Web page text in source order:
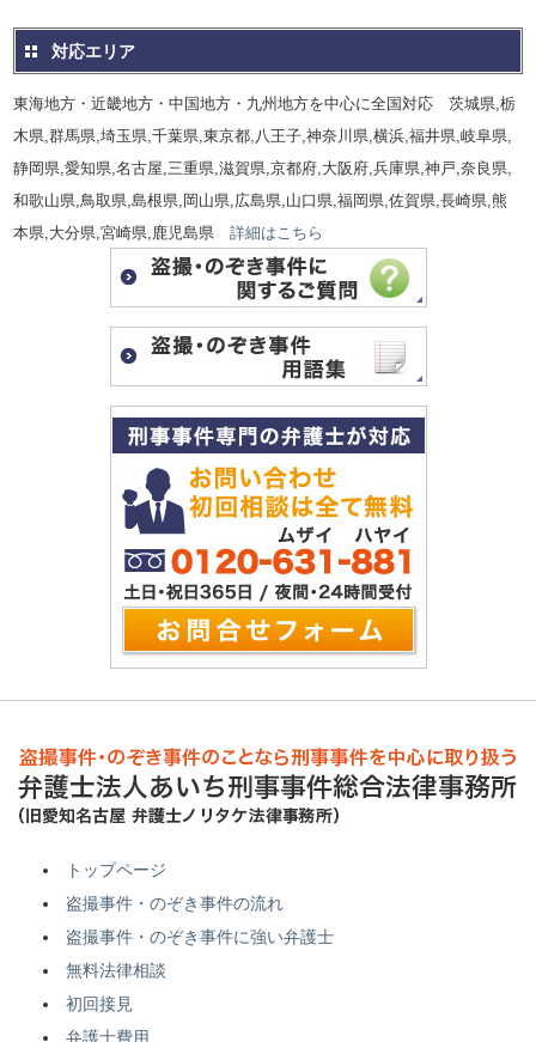
対応エリア
東海地方・近畿地方・中国地方・九州地方を中心に全国対応 茨城県,栃
木県,群馬県,埼玉県,千葉県,東京都,八王子,神奈川県,横浜,福井県,岐阜県,
静岡県,愛知県,名古屋,三重県,滋賀県,京都府,大阪府,兵庫県,神戸,奈良県,
和歌山県,鳥取県,島根県,岡山県,広島県,山口県,福岡県,佐賀県,長崎県,熊
本県,大分県,宮崎県,鹿児島県詳細はこちら
トップページ
盗撮事件・のぞき事件の流れ
盗撮事件・のぞき事件に強い弁護士
無料法律相談
初回接見
弁護士費用